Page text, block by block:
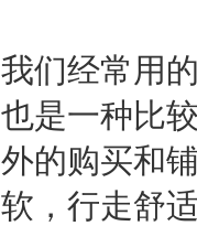
我们经常用
也是一种比
外的购买和
软，行走舒